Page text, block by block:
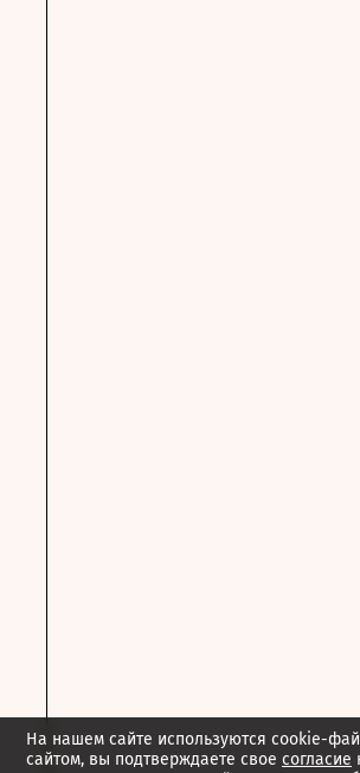
На нашем сайте используются cookie-
сайтом, вы подтверждаете свое согласие